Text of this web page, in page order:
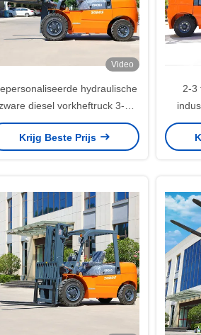
Video
hydraulische
diesel vorkheftruck 3-4
meter lang
Krijg Beste Prijs
2-3